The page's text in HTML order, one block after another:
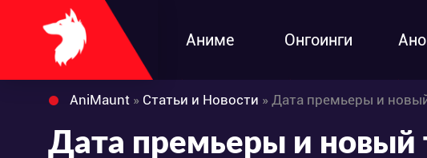
Аниме Онгоинги
AniMaunt » Статьи и Новости » Дата премьеры и новый
Дата премьеры и новый